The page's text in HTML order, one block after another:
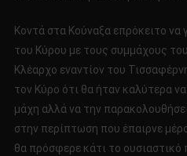
Κοντά στα Κούναξα επρόκειτο να
του Κύρου με τους συμμάχους
Κλέαρχο εναντίον του
τον Κύρο ότι θα ήταν καλύτερα
μάχη αλλά να την
στην περίπτωση που έπαιρνε
θα πρόσφερε κάτι το